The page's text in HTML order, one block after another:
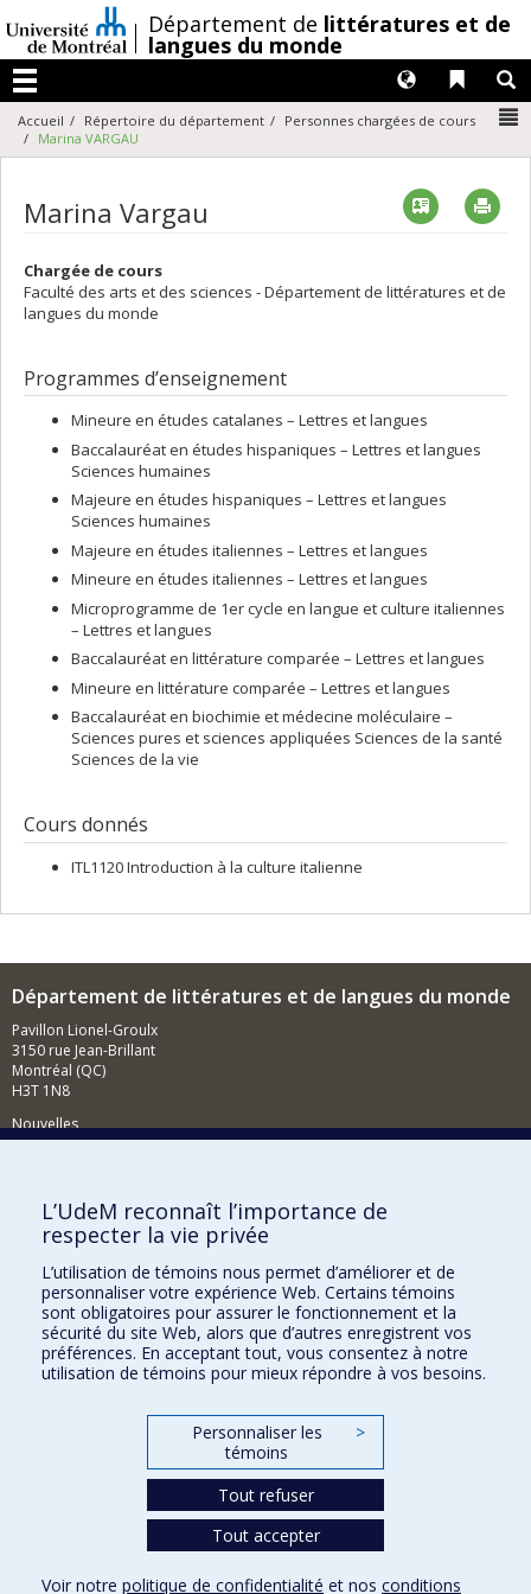
au
contenu
/Département de littératures et de
langues du monde
Menu
Liens
Langues
Accueil Répertoire du département
Personnes chargées de cours
Marina VARGAU
Marina Vargau Vcard
Chargée de cours
Faculté des arts et des sciences - Département de littératures et de
langues du monde
Programmes d’enseignement
Mineure en études catalanes – Lettres et langues
Baccalauréat en études hispaniques – Lettres et langues
Sciences humaines
Majeure en études hispaniques – Lettres et langues
Sciences humaines
Majeure en études italiennes – Lettres et langues
Mineure en études italiennes – Lettres et langues
Microprogramme de 1er cycle en langue et culture italiennes
– Lettres et langues
Baccalauréat en littérature comparée – Lettres et langues
Mineure en littérature comparée – Lettres et langues
Baccalauréat en biochimie et médecine moléculaire –
Sciences pures et sciences appliquées Sciences de la santé
Sciences de la vie
Cours donnés
ITL1120 Introduction à la culture italienne
Département de littératures et de langues du monde
Pavillon Lionel-Groulx
3150 rue Jean-Brillant
Montréal (QC)
H3T 1N8
Nouvelles
Comment soutenir le Département?
BESOIN D'AIDE?
Plan du site
Signaler une erreur
Accessibilité
FACULTÉ DES ARTS ET DES SCIENCES
Nos départements et écoles
L’UdeM reconnaît l’importance de
respecter la vie privée
L’utilisation de témoins nous permet d’améliorer et de
personnaliser votre expérience Web. Certains témoins
sont obligatoires pour assurer le fonctionnement et la
sécurité du site Web, alors que d’autres enregistrent vos
préférences. En acceptant tout, vous consentez à notre
utilisation de témoins pour mieux répondre à vos besoins.
Personnaliser les
témoins
>
Tout refuser
Tout accepter
Voir notre politique de confidentialité et nos conditions